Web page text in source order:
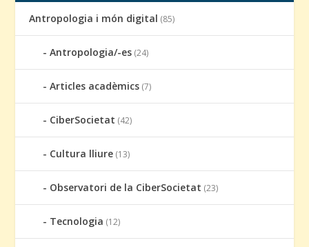
Antropologia i món digital (85)
Antropologia/-es (24)
Articles acadèmics (7)
CiberSocietat (42)
Cultura lliure (13)
Observatori de la CiberSocietat (23)
Tecnologia (12)